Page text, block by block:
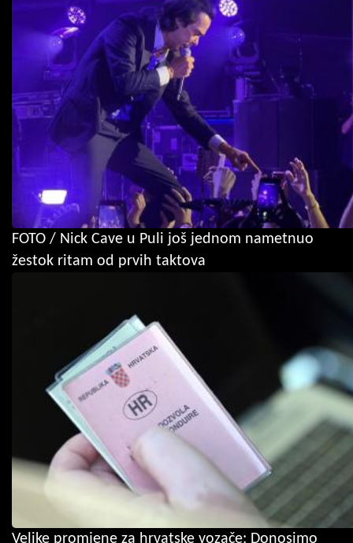
FOTO / Nick Cave u Puli još jednom nametnuo
žestok ritam od prvih taktova
Velike promjene za hrvatske vozače: Donosimo